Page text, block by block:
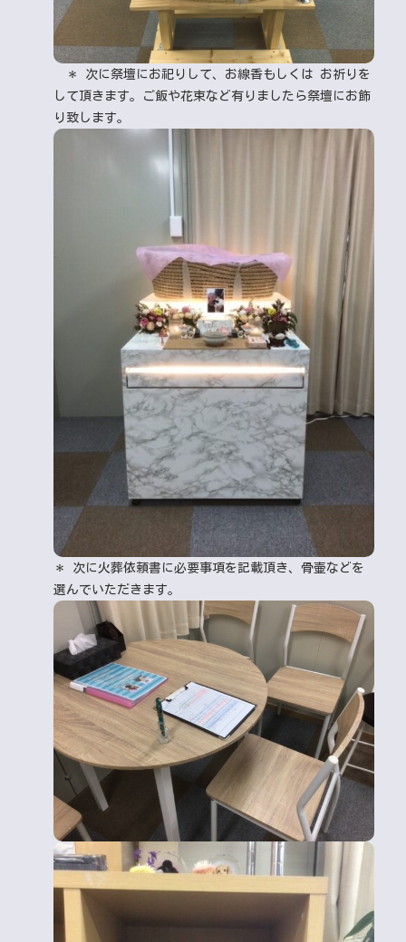
Home
秦野ペットセレモニーとは
料金プラン
ペットが亡くなったら
納骨について
思い出をカタチに
お知らせ
お問い合わせ
＊ 次に祭壇にお祀りして、お線香もしくは お祈りを
して頂きます。ご飯や花束など有りましたら祭壇にお飾
り致します。
＊ 次に火葬依頼書に必要事項を記載頂き、骨壷などを
選んでいただきます。